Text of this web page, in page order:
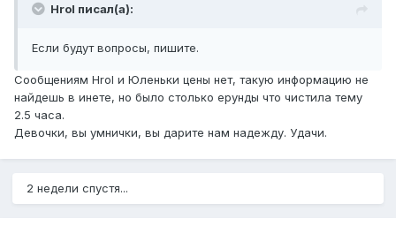
HroI писал(а):
Если будут вопросы, пишите.
Сообщениям HroI и Юленьки цены нет, такую информацию не
найдешь в инете, но было столько ерунды что чистила тему
2.5 часа.
Девочки, вы умнички, вы дарите нам надежду. Удачи.
2 недели спустя...